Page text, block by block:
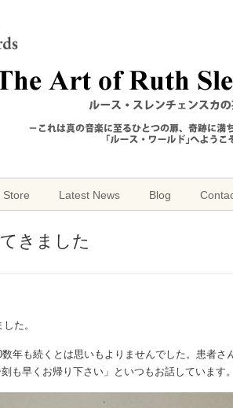
Store Latest News Blog
きました
た。
年も続くとは思いもよりませんでした。患者さ
も早くお帰り下さい」といつもお話しています。